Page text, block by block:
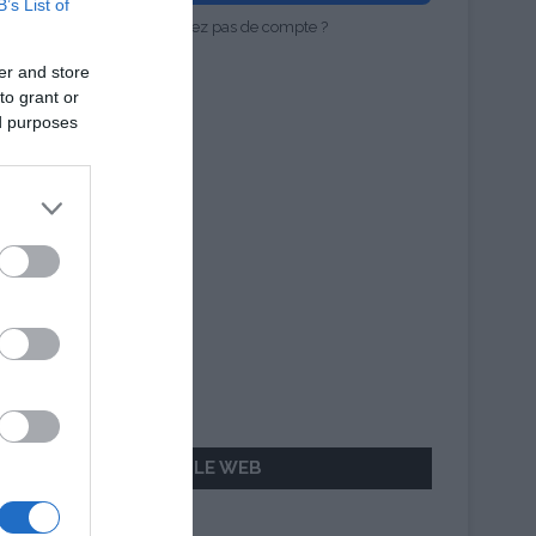
List of
and store
grant or
purposes
Vous n'avez pas de compte ?
AILLEURS SUR LE WEB